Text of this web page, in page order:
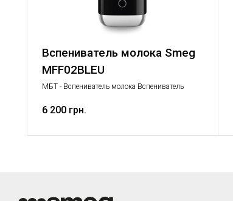
Вспениватель молока Smeg
MFF02BLEU
МБТ - Вспениватель молока Вспениватель
6 200 грн.